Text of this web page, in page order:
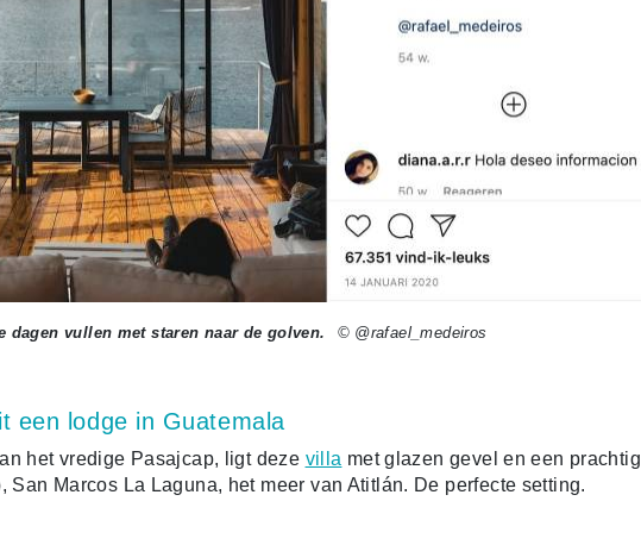
dagen vullen met staren naar de golven. © @rafael_medeiros
een lodge in Guatemala
het vredige Pasajcap, ligt deze villa met glazen gevel en een prachtig
San Marcos La Laguna, het meer van Atitlán. De perfecte setting.